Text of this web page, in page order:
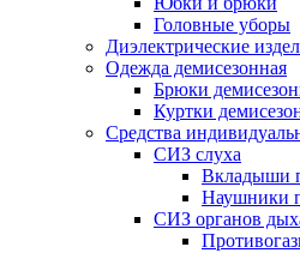
Головные уборы
Диэлектрические
Одежда демисезонная
Брюки
Куртки
Средства
СИЗ слуха
Вкладыши
Наушники
СИЗ органов